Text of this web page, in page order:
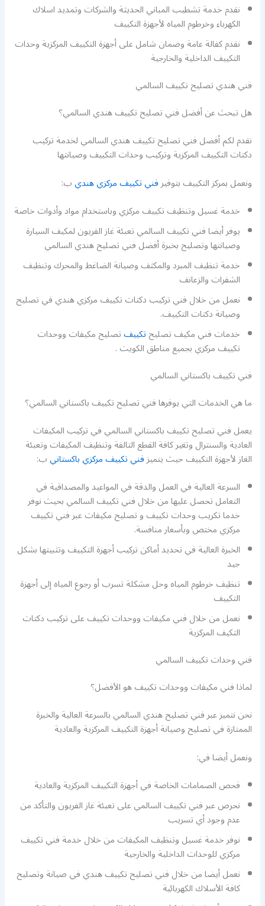
نقدم خدمة تشطيب المباني الحديثة والشركات وتمديد اسلاك
الكهرباء وخرطوم المياه لأجهزة التكييف
نقدم كفالة عامة وضمان شامل على أجهزة التكييف المركزية وحدات
التكييف الداخلية والخارجية
فني هندي تصليح تكييف السالمي
هل تبحث عن أفضل فني تصليح تكييف هندي السالمي؟
نقدم لكم أفضل فني تصليح تكييف هندي السالمي لخدمة تركيب
دكتات التكييف المركزية وتركيب وحدات التكييف وصيانتها
ونعمل بمركز التكييف بتوفيرفني تكييف مركزي هنديب:
خدمة غسيل وتنظيف تكييف مركزي وباستخدام مواد وأدوات خاصة
يوفر أيضا فني تكييف السالمي تعبئة غاز الفريون لمكيف السيارة
وصيانتها وتصليح بخبرة أفضل فني تصليح هندي السالمي
خدمة تنظيف المبرد والمكثف وصيانة الضاغط والمحرك وتنظيف
الشفرات والزعانف
نعمل من خلال فني تركيب دكتات تكييف مركزي هندي في تصليح
وصيانة دكتات التكييف.
خدمات فني مكيف تصليحتكييفتصليح مكيفات ووحدات
تكييف مركزي بجميع مناطق الكويت .
فني تكييف باكستاني السالمي
ما هي الخدمات التي يوفرها فني تصليح تكييف باكستاني السالمي؟
يعمل فني تصليح تكييف باكستاني السالمي في تركيب المكيفات
العادية والسنترال وتغير كافة القطع التالفة وتنظيف المكيفات وتعبئة
الغاز لأجهزة التكييف حيث يتميزفني تكييف مركزي باكستانيب:
السرعة العالية في العمل والدقة في المواعيد والمصداقية في
التعامل تحصل عليها من خلال فني تكييف السالمي بحيث نوفر
خدما تكريب وحدات تكييف و تصليح مكيفات عبر فني تكييف
مركزي مختص وبأسعار منافسة.
الخبرة العالية في تحديد أماكن تركيب أجهزة التكييف وتثبيتها بشكل
جيد
تنظيف خرطوم المياه وحل مشكلة تسرب أو رجوع المياه إلى أجهزة
التكييف
نعمل من خلال فني مكيفات ووحدات تكييف على تركيب دكتات
التكيف المركزية
فني وحدات تكييف السالمي
لماذا فني مكيفات ووحدات تكييف هو الأفضل؟
نحن نتميز عبر فني تصليح هندي السالمي بالسرعة العالية والخبرة
الممتازة في تصليح وصيانة أجهزة التكييف المركزية والعادية
ونعمل أيضا في:
فحص الصمامات الخاصة في أجهزة التكييف المركزية والعادية
نحرص عبر فني تكييف السالمي على تعبئة غاز الفريون والتأكد من
عدم وجود أي تسريب
نوفر خدمة غسيل وتنظيف المكيفات من خلال خدمة فني تكييف
مركزي للوحدات الداخلية والخارجية
نعمل أيضا من خلال فني تصليح تكييف هندي في صيانة وتصليح
كافة الأسلاك الكهربائية